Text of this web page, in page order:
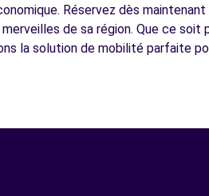
Réservez dès
de sa région. Que ce soit
la solution de mobilité parfaite